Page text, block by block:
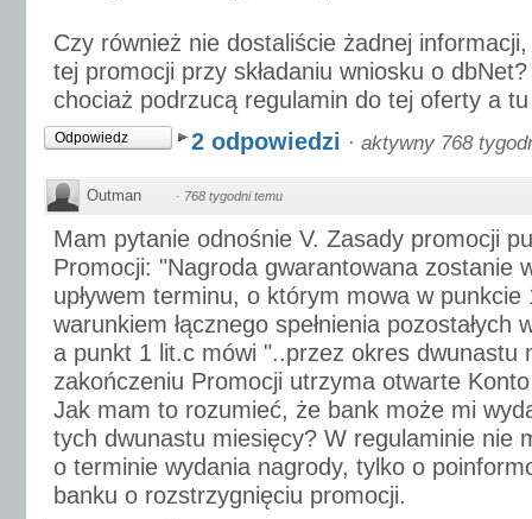
Czy również nie dostaliście żadnej
tej promocji przy składaniu wniosku o dbNet?
chociaż podrzucą regulamin do tej oferty a
Odpowiedz 2 odpowiedzi · aktywny 768
Outman · 768 tygodni temu
Mam pytanie odnośnie V. Zasady promocji
Promocji: "Nagroda gwarantowana zostanie
upływem terminu, o którym mowa w
warunkiem łącznego spełnienia pozostałych
a punkt 1 lit.c mówi "..przez okres dwunastu
zakończeniu Promocji utrzyma otwarte
Jak mam to rozumieć, że bank może mi
tych dwunastu miesięcy? W regulaminie nie
o terminie wydania nagrody, tylko o
banku o rozstrzygnięciu promocji.